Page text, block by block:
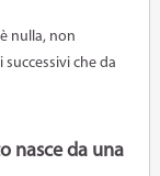
nulla, non
che da
nasce da una